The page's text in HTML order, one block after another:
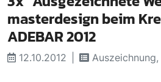
masterdesign beim
ADEBAR 2012
12.10.2012